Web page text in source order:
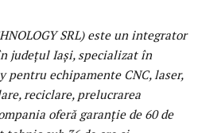
SRL) este un integrator
județul Iași, specializat în
echipamente CNC, laser,
reciclare, prelucrarea
oferă garanție de 60 de